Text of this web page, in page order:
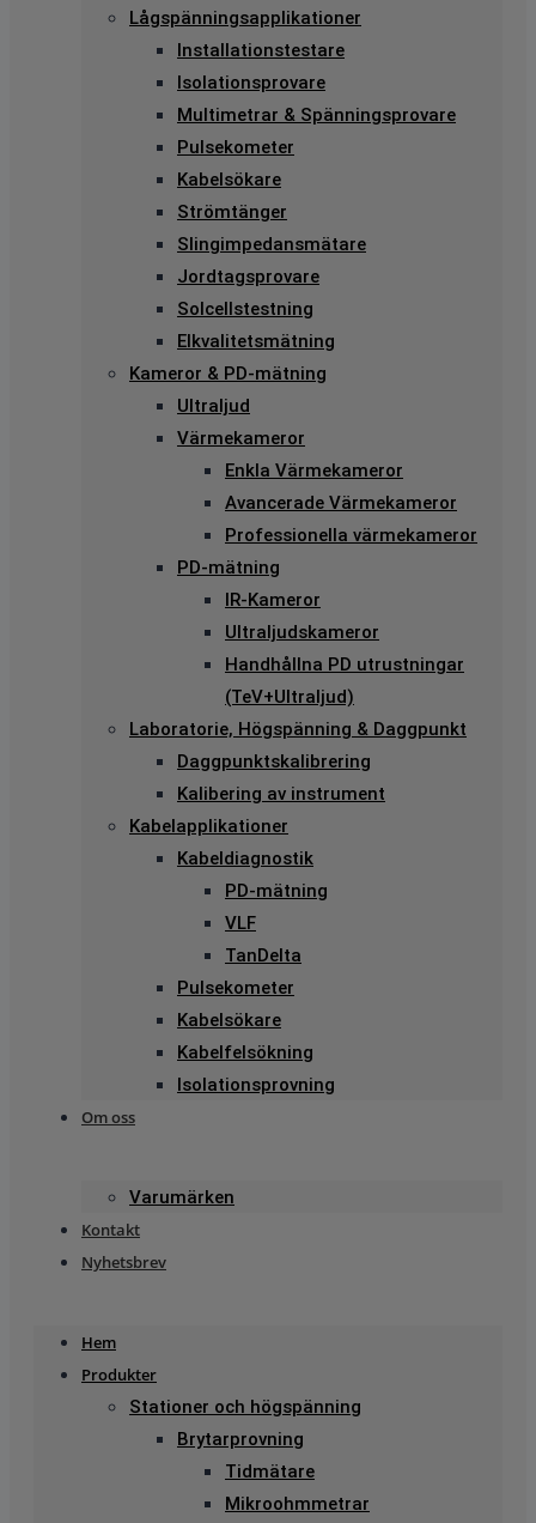
Lågspänningsapplikationer
Installationstestare
Isolationsprovare
Multimetrar & Spänningsprovare
Pulsekometer
Kabelsökare
Strömtänger
Slingimpedansmätare
Jordtagsprovare
Solcellstestning
Elkvalitetsmätning
Kameror & PD-mätning
Ultraljud
Värmekameror
Enkla Värmekameror
Avancerade Värmekameror
Professionella värmekameror
PD-mätning
IR-Kameror
Ultraljudskameror
Handhållna PD utrustningar
(TeV+Ultraljud)
Laboratorie, Högspänning & Daggpunkt
Daggpunktskalibrering
Kalibering av instrument
Kabelapplikationer
Kabeldiagnostik
PD-mätning
VLF
TanDelta
Pulsekometer
Kabelsökare
Kabelfelsökning
Isolationsprovning
Om oss
Varumärken
Kontakt
Nyhetsbrev
Hem
Produkter
Stationer och högspänning
Brytarprovning
Tidmätare
Mikroohmmetrar